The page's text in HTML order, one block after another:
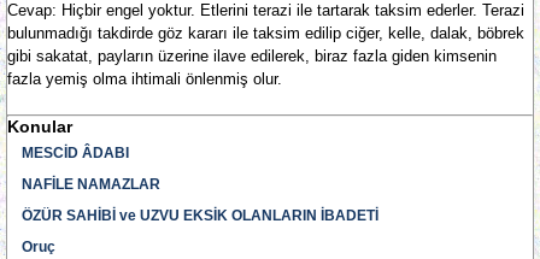
Cevap: Hiçbir engel yoktur. Etlerini terazi ile tartarak taksim ederler. Terazi
bulunmadığı takdirde göz kararı ile taksim edilip ciğer, kelle, dalak, böbrek
gibi sakatat, payların üzerine ilave edilerek, biraz fazla giden kimsenin
fazla yemiş olma ihtimali önlenmiş olur.
Konular
MESCİD ÂDABI
NAFİLE NAMAZLAR
ÖZÜR SAHİBİ ve UZVU EKSİK OLANLARIN İBADETİ
Oruç